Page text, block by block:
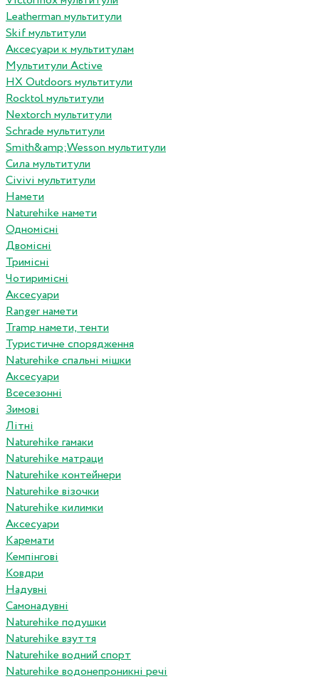
Leatherman мультитули
Skif мультитули
Аксесуари к мультитулам
Мультитули Active
HX Outdoors мультитули
Rocktol мультитули
Nextorch мультитули
Schrade мультитули
Smith&amp;Wesson мультитули
Сила мультитули
Civivi мультитули
Намети
Naturehike намети
Одномісні
Двомісні
Тримісні
Чотиримісні
Аксесуари
Ranger намети
Tramp намети, тенти
Туристичне спорядження
Naturehike спальні мішки
Аксесуари
Всесезонні
Зимові
Літні
Naturehike гамаки
Naturehike матраци
Naturehike контейнери
Naturehike візочки
Naturehike килимки
Аксесуари
Каремати
Кемпінгові
Ковдри
Надувні
Самонадувні
Naturehike подушки
Naturehike взуття
Naturehike водний спорт
Naturehike водонепроникні речі